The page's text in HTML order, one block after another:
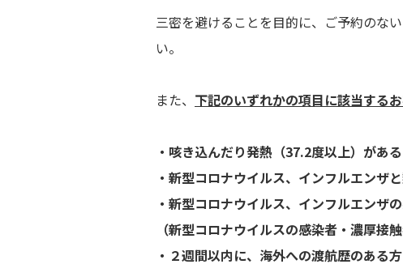
三密を避けることを目的に、ご予約のな
い。
また、 下記のいずれかの項目に該当する
・咳き込んだり発熱（37.2度以上）があ
・新型コロナウイルス、インフルエンザ
・新型コロナウイルス、インフルエンザ
（新型コロナウイルスの感染者・濃厚接
・２週間以内に、海外への渡航歴のある方